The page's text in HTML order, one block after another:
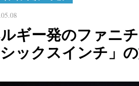
ギー発のファニ
シックスインチ」